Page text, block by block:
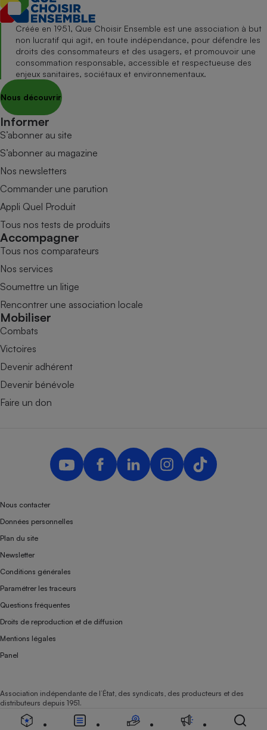
Créée en 1951, Que Choisir Ensemble est une association à but
non lucratif qui agit, en toute indépendance, pour défendre les
droits des consommateurs et des usagers, et promouvoir une
consommation responsable, accessible et respectueuse des
enjeux sanitaires, sociétaux et environnementaux.
Nous découvrir
Informer
S’abonner au site
S’abonner au magazine
Nos newsletters
Commander une parution
Appli Quel Produit
Tous nos tests de produits
Accompagner
Tous nos comparateurs
Nos services
Soumettre un litige
Rencontrer une association locale
Mobiliser
Combats
Victoires
Devenir adhérent
Devenir bénévole
Faire un don
Nous contacter
Données personnelles
Plan du site
Newsletter
Conditions générales
Paramétrer les traceurs
Questions fréquentes
Droits de reproduction et de diffusion
Mentions légales
Panel
Association indépendante de l’État, des syndicats, des producteurs et des
distributeurs depuis 1951.